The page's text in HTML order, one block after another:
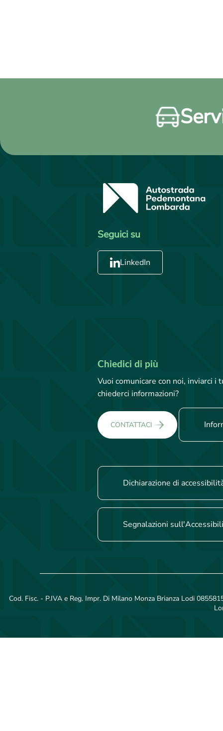
Seguici su
LinkedIn
Chiedici di più
Vuoi comunicare con noi, inviarci
chiederci informazioni?
CONTATTACI
Dichiarazione di
Segnalazioni
Cod. Fisc. - P.IVA e Reg. Impr. Di Milano Monza Brianza Lodi